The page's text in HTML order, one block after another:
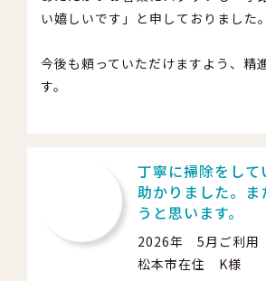
い嬉しいです」と申しておりました。
今後も頼っていただけますよう、精
す。
丁寧に掃除をして
助かりました。ま
うと思います。
2026年 5月ご利用
松本市在住 K様